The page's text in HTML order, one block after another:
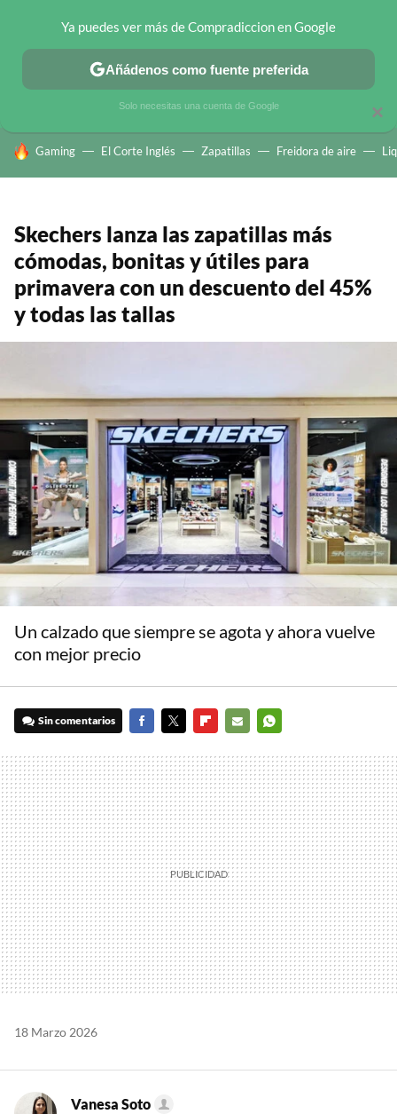
CHOLLOS TELEGRAM OFERTAS EN MÓVILES OFERTAS EN
HOY SE HABLA DE
Gaming El Corte Inglés Zapatillas Freidora de aire
Skechers lanza las zapatillas más
cómodas, bonitas y útiles para
primavera con un descuento del 45%
y todas las tallas
Un calzado que siempre se agota y ahora vuelve
con mejor precio
Sin comentarios
MAIL
18 Marzo 2026
Vanesa Soto
×
Ya puedes ver más de Compradiccion en Google
Añádenos como fuente preferida
Solo necesitas una cuenta de Google